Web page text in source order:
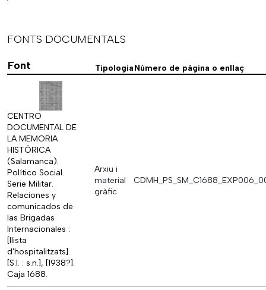
FONTS DOCUMENTALS
Font
TipologiaNúmero de pàgina o enllaç
CENTRO
DOCUMENTAL DE
LA MEMORIA
HISTÓRICA
(Salamanca).
Político Social.
Serie Militar.
Relaciones y
comunicados de
las Brigadas
Internacionales :
[llista
d'hospitalitzats].
[S.l. : s.n.], [1938?].
Caja 1688.
Arxiu i
material
gràfic